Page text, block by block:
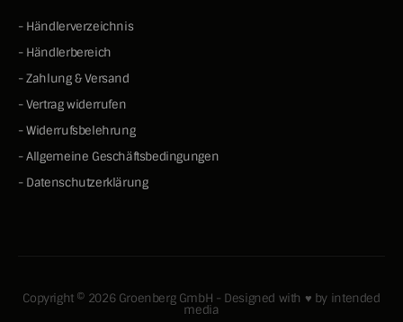
- Händlerverzeichnis
- Händlerbereich
-Zahlung & Versand
-Vertrag widerrufen
-Widerrufsbelehrung
-Allgemeine Geschäftsbedingungen
- Datenschutzerklärung
Copyright © 2026 Groenberg GmbH - Designed with ♥ by intended
media